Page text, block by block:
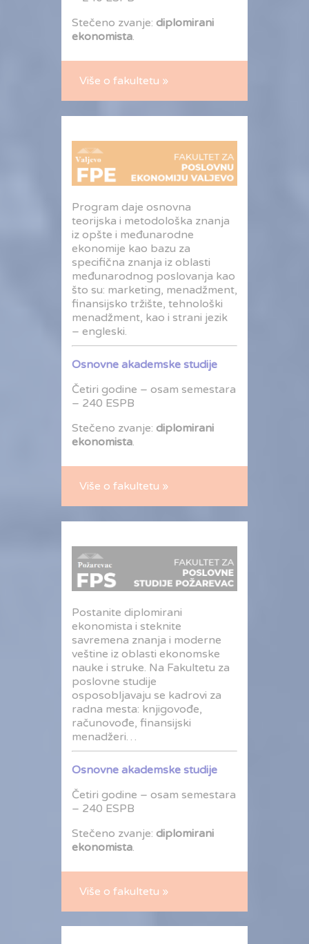
Stečeno zvanje: diplomirani
ekonomista.
Više o fakultetu »
Program daje osnovna
teorijska i metodološka znanja
iz opšte i međunarodne
ekonomije kao bazu za
specifična znanja iz oblasti
međunarodnog poslovanja kao
što su: marketing, menadžment,
finansijsko tržište, tehnološki
menadžment, kao i strani jezik
– engleski.
Osnovne akademske studije
Četiri godine – osam semestara
– 240 ESPB
Stečeno zvanje: diplomirani
ekonomista.
Više o fakultetu »
Postanite diplomirani
ekonomista i steknite
savremena znanja i moderne
veštine iz oblasti ekonomske
nauke i struke. Na Fakultetu za
poslovne studije
osposobljavaju se kadrovi za
radna mesta: knjigovođe,
računovođe, finansijski
menadžeri…
Osnovne akademske studije
Četiri godine – osam semestara
– 240 ESPB
Stečeno zvanje: diplomirani
ekonomista.
Više o fakultetu »